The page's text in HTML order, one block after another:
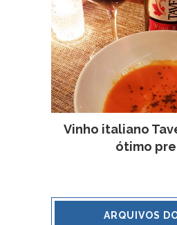
Vinho italiano
ótimo
ARQUIVOS